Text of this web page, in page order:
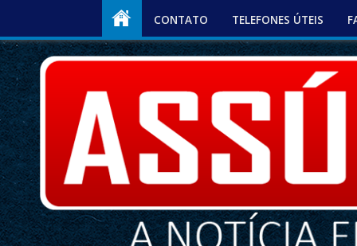
CONTATO TELEFONES ÚTEIS